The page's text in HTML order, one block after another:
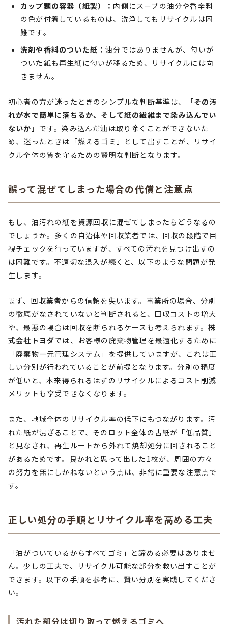
カップ麺の容器（紙製）： 内側にスープの油分や香辛料
の色が付着しているものは、洗浄してもリサイクルは困
難です。
洗剤や香料のついた紙：油分ではありませんが、匂いが
ついた紙も再生紙に匂いが移るため、リサイクルには向
きません。
初心者の方が迷ったときのシンプルな判断基準は、
「その汚
れが水で簡単に落ちるか、そして紙の繊維まで染み込んでい
ないか」 です。染み込んだ油は取り除くことができないた
め、迷ったときは「燃えるゴミ」として出すことが、リサイ
クル全体の質を守るための賢明な判断となります。
誤って混ぜてしまった場合の代償と注意点
もし、油汚れの紙を資源回収に混ぜてしまったらどうなるの
でしょうか。多くの自治体や回収業者では、回収の段階で目
視チェックを行っていますが、すべての汚れを見つけ出すの
は困難です。不適切な混入が続くと、以下のような問題が発
生します。
まず、回収業者からの信頼を失います。事業所の場合、分別
の徹底がなされていないと判断されると、回収コストの増大
や、最悪の場合は回収を断られるケースも考えられます。株
式会社トヨダでは、お客様の廃棄物管理を最適化するために
「廃棄物一元管理システム」を提供していますが、これは正
しい分別が行われていることが前提となります。分別の精度
が低いと、本来得られるはずのリサイクルによるコスト削減
メリットも享受できなくなります。
また、地域全体のリサイクル率の低下にもつながります。汚
れた紙が混ざることで、そのロット全体の古紙が「低品質」
と見なされ、再生ルートから外れて焼却処分に回されること
があるためです。良かれと思って出した1枚が、周囲の方々
の努力を無にしかねないという点は、非常に重要な注意点で
す。
正しい処分の手順とリサイクル率を高める工夫
「油がついているからすべてゴミ」と諦める必要はありませ
ん。少しの工夫で、リサイクル可能な部分を救い出すことが
できます。以下の手順を参考に、賢い分別を実践してくださ
い。
汚れた部分は切り取って燃えるゴミへ